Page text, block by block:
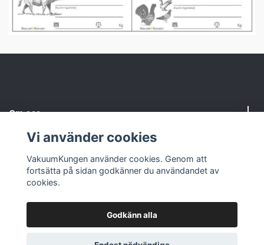
Om oss
Kundtjänst
Sociala medier
© 2026 VakuumKungen
Vi använder cookies
VakuumKungen använder cookies. Genom att
fortsätta på sidan godkänner du användandet av
cookies.
Godkänn alla